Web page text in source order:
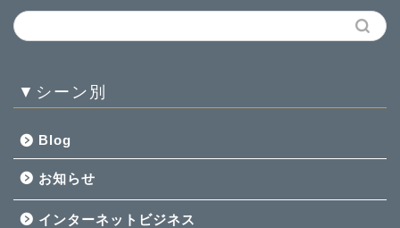
▼シーン別
Blog
お知らせ
インターネットビジネス